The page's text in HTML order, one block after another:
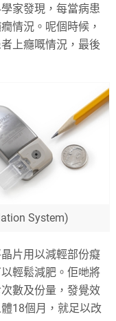
家發現，每當病患
情況。呢個時候，
上癮嘅情況，最後
System)
片用以減輕部份癡
輕鬆減肥。佢哋將
數及份量，發覺效
18個月，就足以改